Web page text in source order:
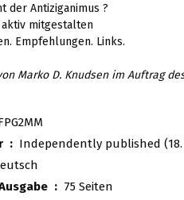
der Antiziganimus ?
mitgestalten
Empfehlungen. Links.
Marko D. Knudsen im Auftrag
Herausgeber ‏ : ‎ Independently published (18.
Gebundene Ausgabe ‏ : ‎ 75 Seiten